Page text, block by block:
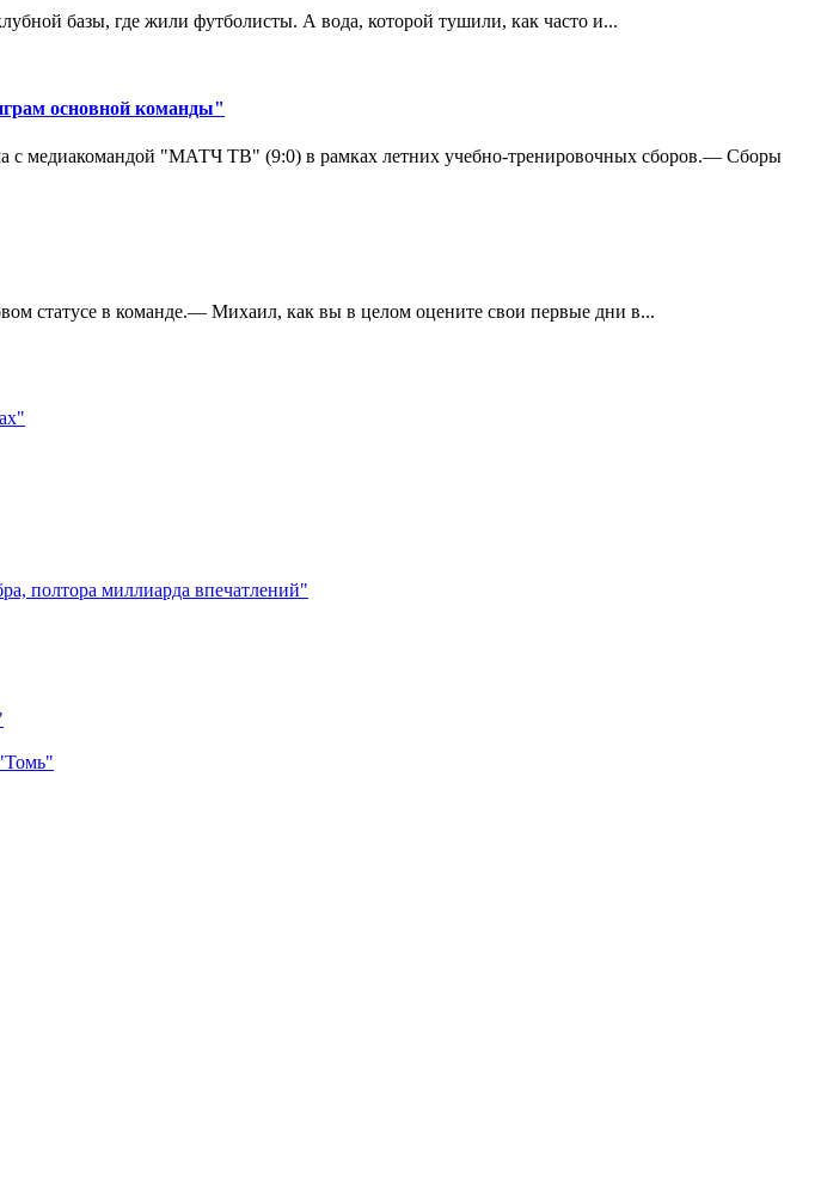
базы, где жили футболисты. А вода, которой тушили, как часто и...
основной команды"
с медиакомандой "МАТЧ ТВ" (9:0) в рамках летних учебно-тренировочных сборов.— Сборы
статусе в команде.— Михаил, как вы в целом оцените свои первые дни в...
полтора миллиарда впечатлений"